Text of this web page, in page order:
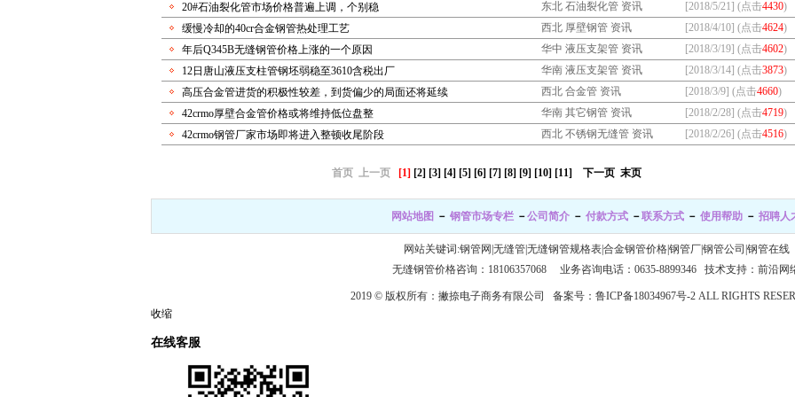
20#石油裂化管市场价格普遍上调，个别稳
东北 石油裂化管 资讯 [2018/5/21] (点击4430)
缓慢冷却的40cr合金钢管热处理工艺
西北 厚壁钢管 资讯 [2018/4/10] (点击4624)
年后Q345B无缝钢管价格上涨的一个原因
华中 液压支架管 资讯 [2018/3/19] (点击4602)
12日唐山液压支柱管钢坯弱稳至3610含税出厂
华南 液压支架管 资讯 [2018/3/14] (点击3873)
高压合金管进货的积极性较差，到货偏少的局面还将延续
西北 合金管 资讯 [2018/3/9] (点击4660)
42crmo厚壁合金管价格或将维持低位盘整
华南 其它钢管 资讯 [2018/2/28] (点击4719)
42crmo钢管厂家市场即将进入整顿收尾阶段
西北 不锈钢无缝管 资讯 [2018/2/26] (点击4516)
首页 上一页 [1] [2] [3] [4] [5] [6] [7] [8] [9] [10] [11] 下一页 末页
网站地图 － 钢管市场专栏 －公司简介 － 付款方式 －联系方式 － 使用帮助 － 招聘人
网站关键词:钢管网 无缝管|无缝钢管规格表|合金钢管价格|钢管厂|钢管公司 钢管在线
无缝钢管价格咨询：18106357068 业务咨询电话：0635-8899346 技术支持：前沿网
2019 © 版权所有：撇捺电子商务有限公司 备案号： 鲁ICP备18034967号-2ALL RIGHTS
收缩
在线客服